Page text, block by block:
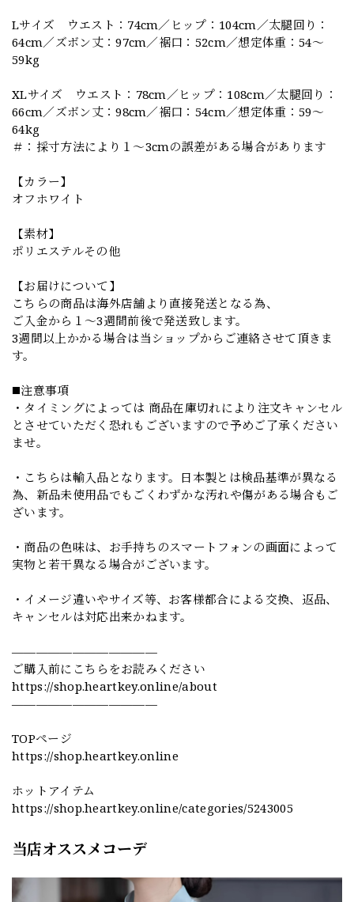
Lサイズ ウエスト：74cm／ヒップ：104cm／太腿回り：
64cm／ズボン丈：97cm／裾口：52cm／想定体重：54～
59kg
XLサイズ ウエスト：78cm／ヒップ：108cm／太腿回り：
66cm／ズボン丈：98cm／裾口：54cm／想定体重：59～
64kg
＃：採寸方法により１～3cmの誤差がある場合があります
【カラー】
オフホワイト
【素材】
ポリエステルその他
【お届けについて】
こちらの商品は海外店舗より直接発送となる為、
ご入金から１～3週間前後で発送致します。
3週間以上かかる場合は当ショップからご連絡させて頂きま
す。
◼️注意事項
・タイミングによっては 商品在庫切れにより注文キャンセル
とさせていただく恐れもございますので予めご了承ください
ませ。
・こちらは輸入品となります。日本製とは検品基準が異なる
為、新品未使用品でもごくわずかな汚れや傷がある場合もご
ざいます。
・商品の色味は、お手持ちのスマートフォンの画面によって
実物と若干異なる場合がございます。
・イメージ違いやサイズ等、お客様都合による交換、返品、
キャンセルは対応出来かねます。
————————————
ご購入前にこちらをお読みください
https://shop.heartkey.online/about
————————————
TOPページ
https://shop.heartkey.online
ホットアイテム
https://shop.heartkey.online/categories/5243005
当店オススメコーデ